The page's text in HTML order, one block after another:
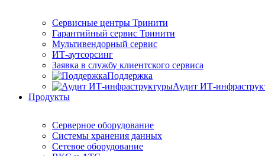
Сервисные центры Тринити
Гарантийный сервис Тринити
Мультивендорный сервис
ИТ-аутсорсинг
Заявка в службу клиентского сервиса
Поддержка
Аудит ИТ-
Продукты
Серверное оборудование
Системы хранения данных
Сетевое оборудование